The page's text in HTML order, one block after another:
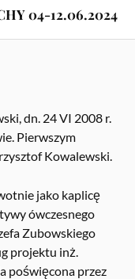
04-12.06.2024
dn. 24 VI 2008 r.
Pierwszym
Kowalewski.
jako kaplicę
ówczesnego
Zubowskiego
projektu inż.
poświęcona przez